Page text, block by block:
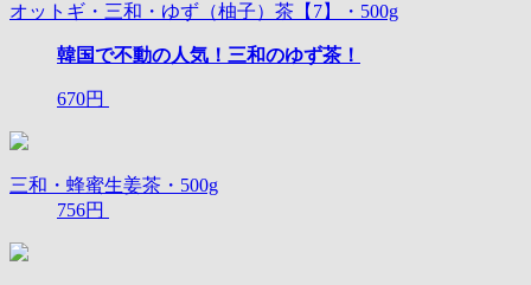
オットギ・三和・ゆず（柚子）茶【7】・500g
韓国で不動の人気！三和のゆず茶！
670円
三和・蜂蜜生姜茶・500g
756円